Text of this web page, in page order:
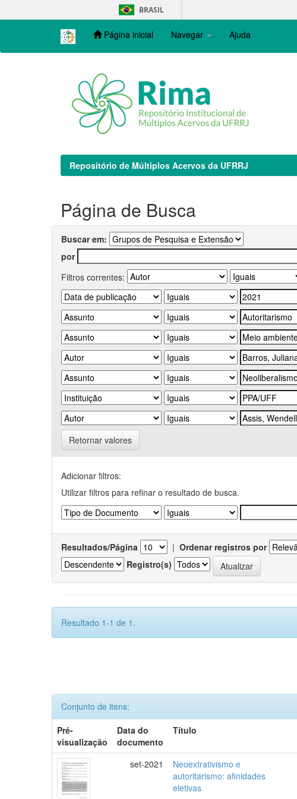
navigation
BRASIL
Página inicial Navegar Ajuda
Repositório de Múltiplos Acervos da UFRRJ
Página de Busca
Buscar em:
por
Filtros correntes:
Retornar valores
Adicionar filtros:
Utilizar filtros para refinar o resultado de busca.
Resultados/Página | Ordenar registros por
Registro(s)
Resultado 1-1 de 1.
Conjunto de itens:
Pré-
visualização
Data do
documento
Título
set-2021
Neoextrativismo e
autoritarismo: afinidades
eletivas